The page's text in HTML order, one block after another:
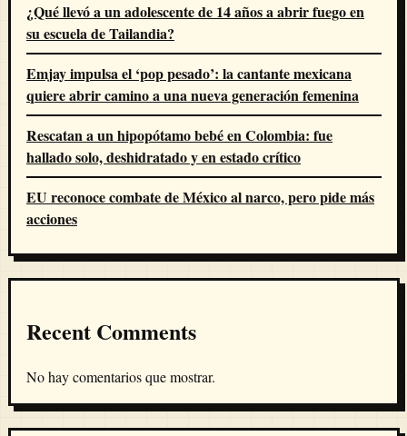
¿Qué llevó a un adolescente de 14 años a abrir fuego en
su escuela de Tailandia?
Emjay impulsa el ‘pop pesado’: la cantante mexicana
quiere abrir camino a una nueva generación femenina
Rescatan a un hipopótamo bebé en Colombia: fue
hallado solo, deshidratado y en estado crítico
EU reconoce combate de México al narco, pero pide más
acciones
Recent Comments
No hay comentarios que mostrar.